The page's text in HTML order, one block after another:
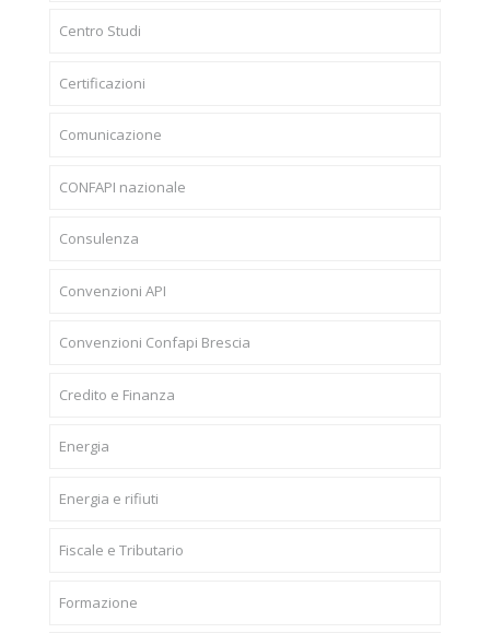
Centro Studi
Certificazioni
Comunicazione
CONFAPI nazionale
Consulenza
Convenzioni API
Convenzioni Confapi Brescia
Credito e Finanza
Energia
Energia e rifiuti
Fiscale e Tributario
Formazione